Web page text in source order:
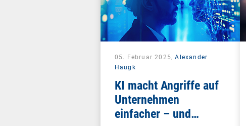
05. Februar 2025,Alexander
Haugk
KI macht Angriffe auf
Unternehmen
einfacher – und